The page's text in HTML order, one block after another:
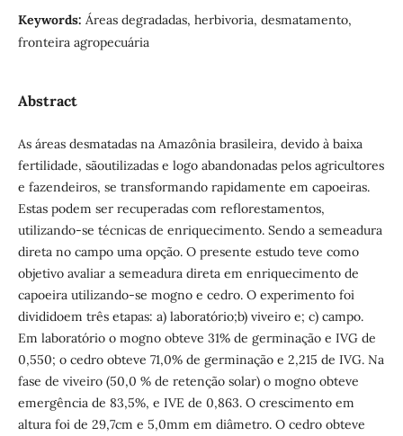
Keywords: Áreas degradadas, herbivoria, desmatamento,
fronteira agropecuária
Abstract
As áreas desmatadas na Amazônia brasileira, devido à baixa
fertilidade, sãoutilizadas e logo abandonadas pelos agricultores
e fazendeiros, se transformando rapidamente em capoeiras.
Estas podem ser recuperadas com reflorestamentos,
utilizando-se técnicas de enriquecimento. Sendo a semeadura
direta no campo uma opção. O presente estudo teve como
objetivo avaliar a semeadura direta em enriquecimento de
capoeira utilizando-se mogno e cedro. O experimento foi
divididoem três etapas: a) laboratório;b) viveiro e; c) campo.
Em laboratório o mogno obteve 31% de germinação e IVG de
0,550; o cedro obteve 71,0% de germinação e 2,215 de IVG. Na
fase de viveiro (50,0 % de retenção solar) o mogno obteve
emergência de 83,5%, e IVE de 0,863. O crescimento em
altura foi de 29,7cm e 5,0mm em diâmetro. O cedro obteve